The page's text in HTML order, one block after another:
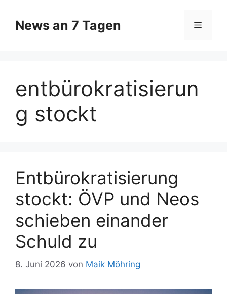
Inhalt
springen
News an 7 Tagen Menü
entbürokratisierun
g stockt
Entbürokratisierung
stockt: ÖVP und Neos
schieben einander
Schuld zu
8. Juni 2026 von Maik Möhring